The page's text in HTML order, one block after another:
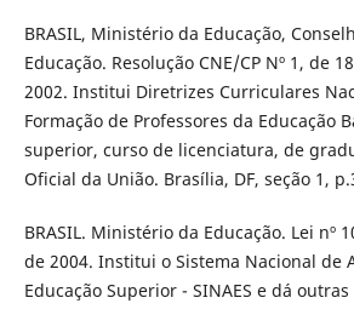
BRASIL, Ministério da Educação,
Educação. Resolução CNE/CP Nº 1, de
2002. Institui Diretrizes Curriculares
Formação de Professores da Educação
superior, curso de licenciatura, de
Oficial da União. Brasília, DF, seção 1,
BRASIL. Ministério da Educação. Lei nº
de 2004. Institui o Sistema Nacional de
Educação Superior - SINAES e dá